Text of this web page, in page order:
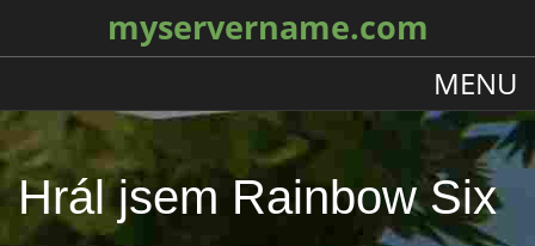
myservername.com
MENU
Hrál jsem Rainbow Six